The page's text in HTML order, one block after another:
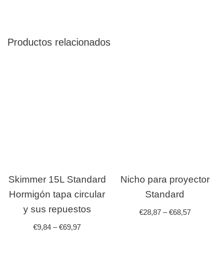
Productos relacionados
Skimmer 15L Standard
Hormigón tapa circular
y sus repuestos
€9,84 –€69,97
Nicho para proyector
Standard
€28,87–€68,57